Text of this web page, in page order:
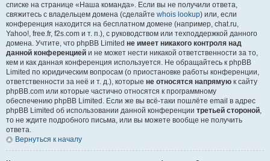
списке на странице «Наша команда». Если вы не получили ответа,
свяжитесь с владельцем домена (сделайте whois lookup) или, если
конференция находится на бесплатном домене (например, chat.ru,
Yahoo!, free.fr, f2s.com и т. п.), с руководством или техподдержкой данного
домена. Учтите, что phpBB Limited не имеет никакого контроля над
данной конференцией и не может нести никакой ответственности за то,
кем и как данная конференция используется. Не обращайтесь к phpBB
Limited по юридическим вопросам (о приостановке работы конференции,
ответственности за неё и т. д.), которые не относятся напрямую к сайту
phpBB.com или которые частично относятся к программному
обеспечению phpBB Limited. Если же вы всё-таки пошлёте email в адрес
phpBB Limited об использовании данной конференции третьей стороной,
то не ждите подробного письма, или вы можете вообще не получить
ответа.
Вернуться к началу